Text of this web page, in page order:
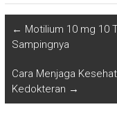
← Motilium 10 mg 10
Sampingnya
Cara Menjaga
Kedokteran →